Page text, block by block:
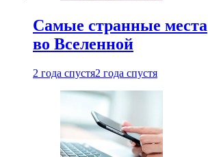
Самые странные места
во Вселенной
2 года спустя2 года спустя